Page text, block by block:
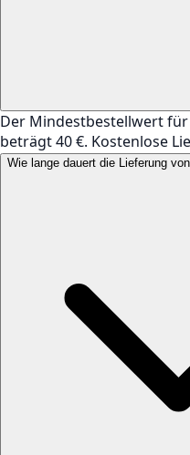
Der Mindestbestellwert
beträgt 40 €. Kostenlose
Wie lange dauert die Lieferung